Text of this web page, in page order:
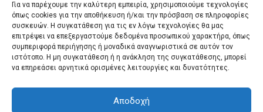
Για να παρέχουμε την καλύτερη εμπειρία, χρησιμοποιούμε τεχνολογίες
όπως cookies για την αποθήκευση ή/και την πρόσβαση σε πληροφορίες
συσκευών. Η συγκατάθεση για τις εν λόγω τεχνολογίες θα μας
επιτρέψει να επεξεργαστούμε δεδομένα προσωπικού χαρακτήρα, όπως
συμπεριφορά περιήγησης ή μοναδικά αναγνωριστικά σε αυτόν τον
ιστότοπο. Η μη συγκατάθεση ή η ανάκληση της συγκατάθεσης, μπορεί
να επηρεάσει αρνητικά ορισμένες λειτουργίες και δυνατότητες.
Αποδοχή
Buy Adspace ΑΡΧΙΚΗ ΕΠΙΚΟΙΝΩΝΙΑ
ΟΡΟΙ ΧΡΗΣΗΣ